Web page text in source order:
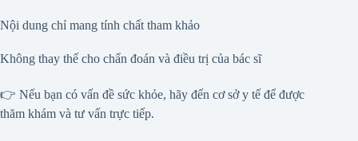
Nội dung chỉ mang tính chất tham khảo
Không thay thế cho chẩn đoán và điều trị của bác sĩ
👉 Nếu bạn có vấn đề sức khỏe, hãy đến cơ sở y tế để được
thăm khám và tư vấn trực tiếp.